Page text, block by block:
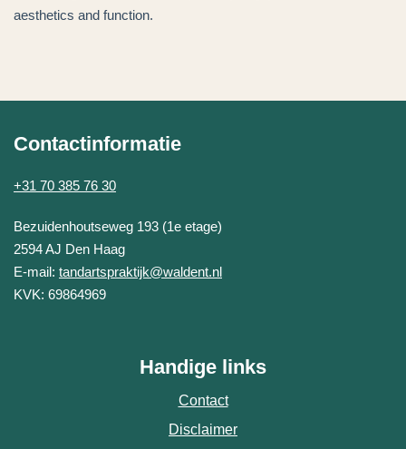
aesthetics and function.
Contactinformatie
+31 70 385 76 30
Tandartspraktijk Waldent
Bezuidenhoutseweg 193 (1e etage)
2594 AJ Den Haag
E-mail: tandartspraktijk@waldent.nl
KVK: 69864969
Handige links
Contact
Disclaimer